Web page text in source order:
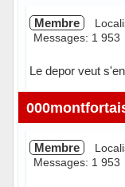
Membre
Messages: 1 953
Le depor veut
Hors ligne
Membre
Messages: 1 953